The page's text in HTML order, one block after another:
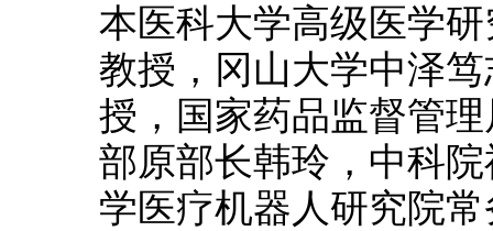
本医科大学高级医学
教授，冈山大学中泽
授，国家药品监督管
部原部长韩玲，中科
学医疗机器人研究院